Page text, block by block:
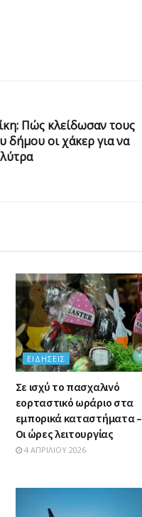
Πώς κλείδωσαν τους
δήμου οι χάκερ για να
ΕΙΔΉΣΕΙΣ
Σε ισχύ το πασχαλινό
εορταστικό ωράριο στα
εμπορικά καταστήματα –
Οι ώρες λειτουργίας
4 ΑΠΡΙΛΊΟΥ 2026